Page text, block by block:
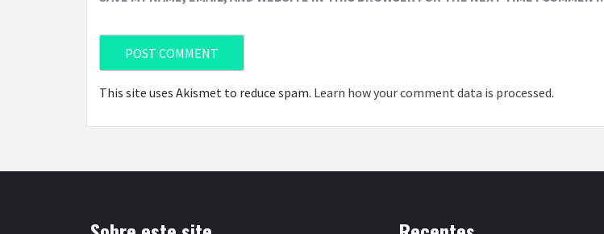
This site uses Akismet to reduce spam. Learn how your comment data is processed.